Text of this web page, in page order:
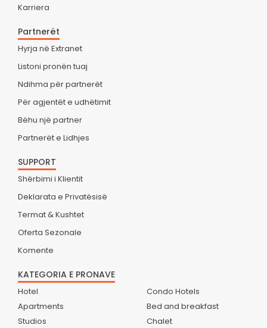
Karriera
Partnerët
Hyrja në Extranet
Listoni pronën tuaj
Ndihma për partnerët
Për agjentët e udhëtimit
Bëhu një partner
Partnerët e Lidhjes
SUPPORT
Shërbimi i Klientit
Deklarata e Privatësisë
Termat & Kushtet
Oferta Sezonale
Komente
KATEGORIA E PRONAVE
Hotel
Apartments
Studios
Condo Hotels
Bed and breakfast
Chalet